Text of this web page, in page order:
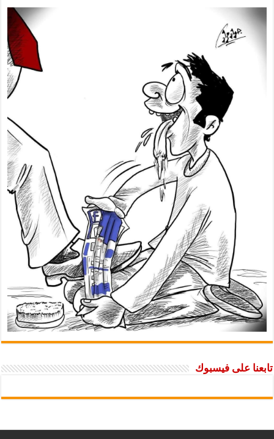
تابعنا على فيسبوك